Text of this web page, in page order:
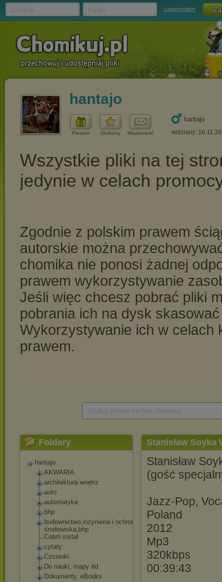
zapomniałem
hantajo
Prezent Ulubiony Wiadomość
hantajo
widziany:
Foldery
hantajo
AKWARIA
architektura wnętrz
auto
automatyka
bhp
budownictwo,inżynieria i ochrona
środowiska,bhp
Cobrti instal
cytaty
Czcionki
Do nauki, mapy itd
Dokumenty, eBooks
Stanisław Soyka
Stanisław
(gość
Jazz-Pop,
Poland
2012
Mp3
320kbps
00:39:43